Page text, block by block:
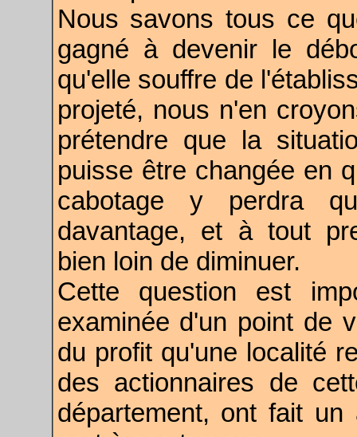
Nous savons tous ce
gagné à devenir le
qu'elle souffre de
projeté, nous n'en
prétendre que la
puisse être changée en
cabotage y perdra
davantage, et à tout
bien loin de diminuer.
Cette question est
examinée d'un point de
du profit qu'une localité
des actionnaires de
département, ont fait